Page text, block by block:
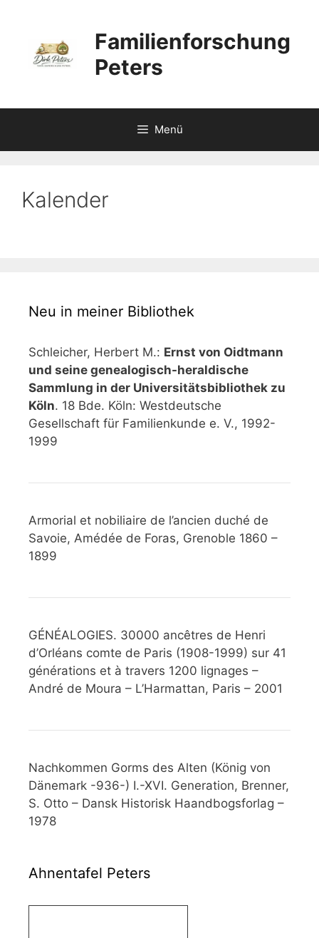
springen
Familienforschung
Peters
Menü
Kalender
Neu in meiner Bibliothek
Schleicher, Herbert M.: Ernst von Oidtmann
und seine genealogisch-heraldische
Sammlung in der Universitätsbibliothek zu
Köln. 18 Bde. Köln: Westdeutsche
Gesellschaft für Familienkunde e. V., 1992-
1999
Armorial et nobiliaire de l’ancien duché de
Savoie, Amédée de Foras, Grenoble 1860 –
1899
GÉNÉALOGIES. 30000 ancêtres de Henri
d’Orléans comte de Paris (1908-1999) sur 41
générations et à travers 1200 lignages –
André de Moura – L’Harmattan, Paris – 2001
Nachkommen Gorms des Alten (König von
Dänemark -936-) I.-XVI. Generation, Brenner,
S. Otto – Dansk Historisk Haandbogsforlag –
1978
Ahnentafel Peters